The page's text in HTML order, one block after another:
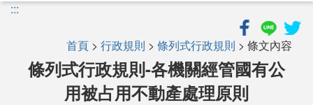
:::
首頁 > 行政規則 > 條列式行政規則 > 條文內容
條列式行政規則-各機關經管國有公
用被占用不動產處理原則